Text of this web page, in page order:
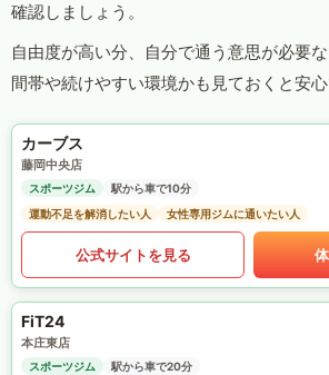
確認しましょう。
自由度が高い分、自分で通う意思が必要
間帯や続けやすい環境かも見ておくと安心
カーブス
藤岡中央店
スポーツジム
駅から車で10分
運動不足を解消したい人
女性専用ジムに通いたい人
公式サイトを見る
FiT24
本庄東店
スポーツジム
駅から車で20分